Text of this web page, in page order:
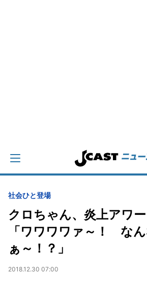
社会ひと登場
クロちゃん、炎上アワ
「ワワワワァ～！ な
ぁ～！？」
2018.12.30 07:00